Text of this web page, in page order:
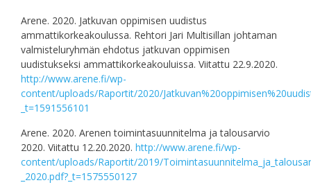
Arene. 2020. Jatkuvan oppimisen uudistus
ammattikorkeakoulussa. Rehtori Jari Multisillan johtaman
valmisteluryhmän ehdotus jatkuvan oppimisen
uudistukseksi ammattikorkeakouluissa. Viitattu 22.9.2020.
http://www.arene.fi/wp-
content/uploads/Raportit/2020/
_t=1591556101
Arene. 2020. Arenen toimintasuunnitelma ja talousarvio
2020. Viitattu 12.20.2020. http://www.arene.fi/wp-
content/uploads/Raportit/2019/
_2020.pdf?_t=1575550127